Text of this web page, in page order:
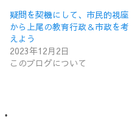
疑問を契機にして、市民的視座
から上尾の教育行政＆市政を考
えよう
2023年12月2日
このブログについて